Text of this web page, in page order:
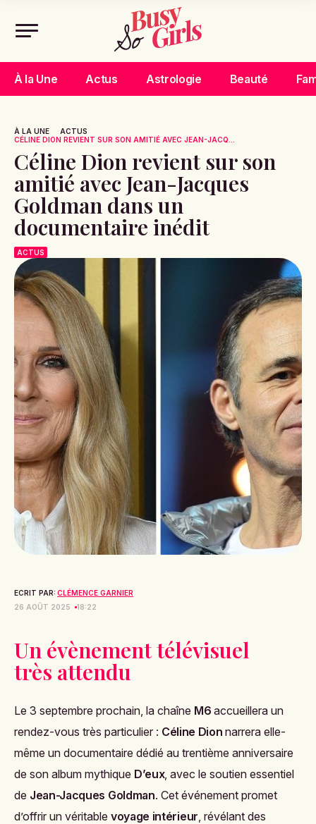
À la Une Actus Astrologie Beauté
À LA UNE
ACTUS
CÉLINE DION REVIENT SUR SON AMITIÉ AVEC JEAN-JACQ...
Céline Dion revient sur son
amitié avec Jean-Jacques
Goldman dans un
documentaire inédit
ACTUS
ECRIT PAR: CLÉMENCE GARNIER
26 AOÛT 2025
18:22
Un évènement télévisuel
très attendu
Le 3 septembre prochain, la chaîne M6 accueillera un
rendez-vous très particulier : Céline Dion narrera elle-
même un documentaire dédié au trentième anniversaire
de son album mythique D’eux, avec le soutien essentiel
de Jean-Jacques Goldman. Cet événement promet
d’offrir un véritable voyage intérieur, révélant des